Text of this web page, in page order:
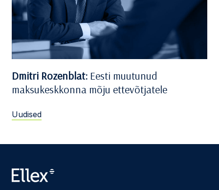
Dmitri Rozenblat: Eesti muutunud
maksukeskkonna mõju ettevõtjatele
Uudised